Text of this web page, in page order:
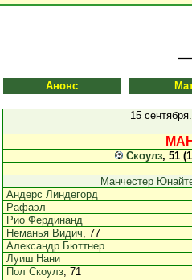
Анонс
15
Скоулз, 51
Манчестер
Андерс Линдегорд
Рафаэл
Рио Фердинанд
Неманья Видич, 77
Александр Бюттнер
Луиш Нани
Пол Скоулз, 71